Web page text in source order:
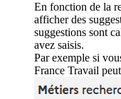
En fonction de la
afficher des
suggestions sont
avez saisis.
Par exemple si
France Travail